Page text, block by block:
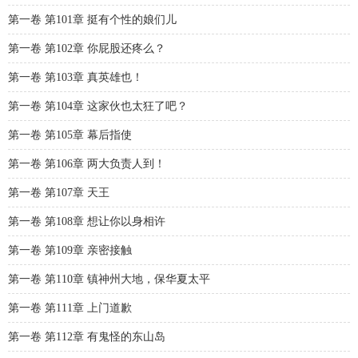
第一卷 第101章 挺有个性的娘们儿
第一卷 第102章 你屁股还疼么？
第一卷 第103章 真英雄也！
第一卷 第104章 这家伙也太狂了吧？
第一卷 第105章 幕后指使
第一卷 第106章 两大负责人到！
第一卷 第107章 天王
第一卷 第108章 想让你以身相许
第一卷 第109章 亲密接触
第一卷 第110章 镇神州大地，保华夏太平
第一卷 第111章 上门道歉
第一卷 第112章 有鬼怪的东山岛